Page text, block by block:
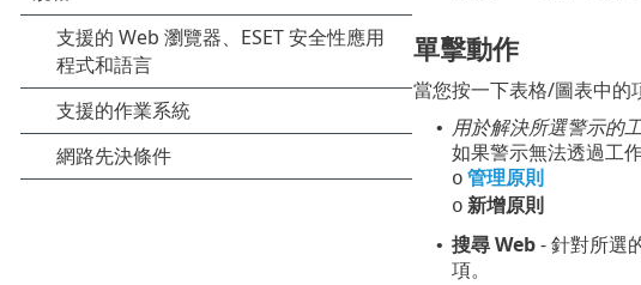
單擊動作
當您按一下表格/圖表中的
• 用於解決所選警示的
如果警示無法透過工
o 管理原則
o 新增原則
• 搜尋 Web- 針對所選
項。